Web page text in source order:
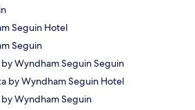
Seguin Hotel
Seguin
Wyndham Seguin Seguin
by Wyndham Seguin Hotel
Wyndham Seguin